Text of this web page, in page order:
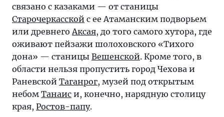
связано с казаками — от станицы
Старочеркасской с ее Атаманским подворьем
или древнегоАксая, до того самого хутора, где
оживают пейзажи шолоховского «Тихого
дона» — станицы Вешенской. Кроме того, в
области нельзя пропустить город Чехова и
Раневской Таганрог, музей под открытым
небом Танаис и, конечно, нарядную столицу
края, Ростов-папу.